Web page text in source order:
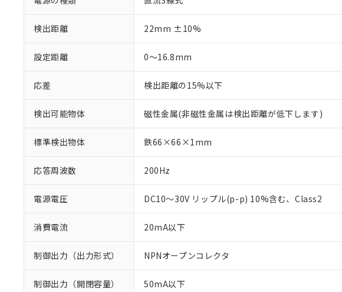
検出距離 22mm ±10%
設定距離 0～16.8mm
応差 検出距離の15%以下
検出可能物体 磁性金属(非磁性金属は検出距離が低下します)
標準検出物体 鉄66×66×1mm
応答周波数 200Hz
電源電圧 DC10～30V リップル(p-p) 10%含む、Class2
消費電流 20mA以下
制御出力（出力形式） NPNオープンコレクタ
制御出力（開閉容量） 50mA以下